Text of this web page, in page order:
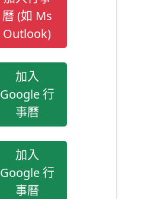
曆 (如 Ms
Outlook)
加入
Google 行
事曆
加入
Google 行
事曆